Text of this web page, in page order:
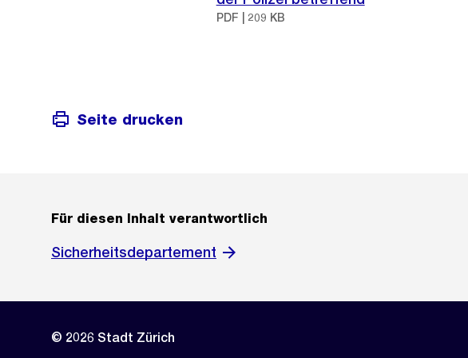
PDF | 209 KB
Seite drucken
Für diesen Inhalt verantwortlich
Sicherheitsdepartement
© 2026 Stadt Zürich